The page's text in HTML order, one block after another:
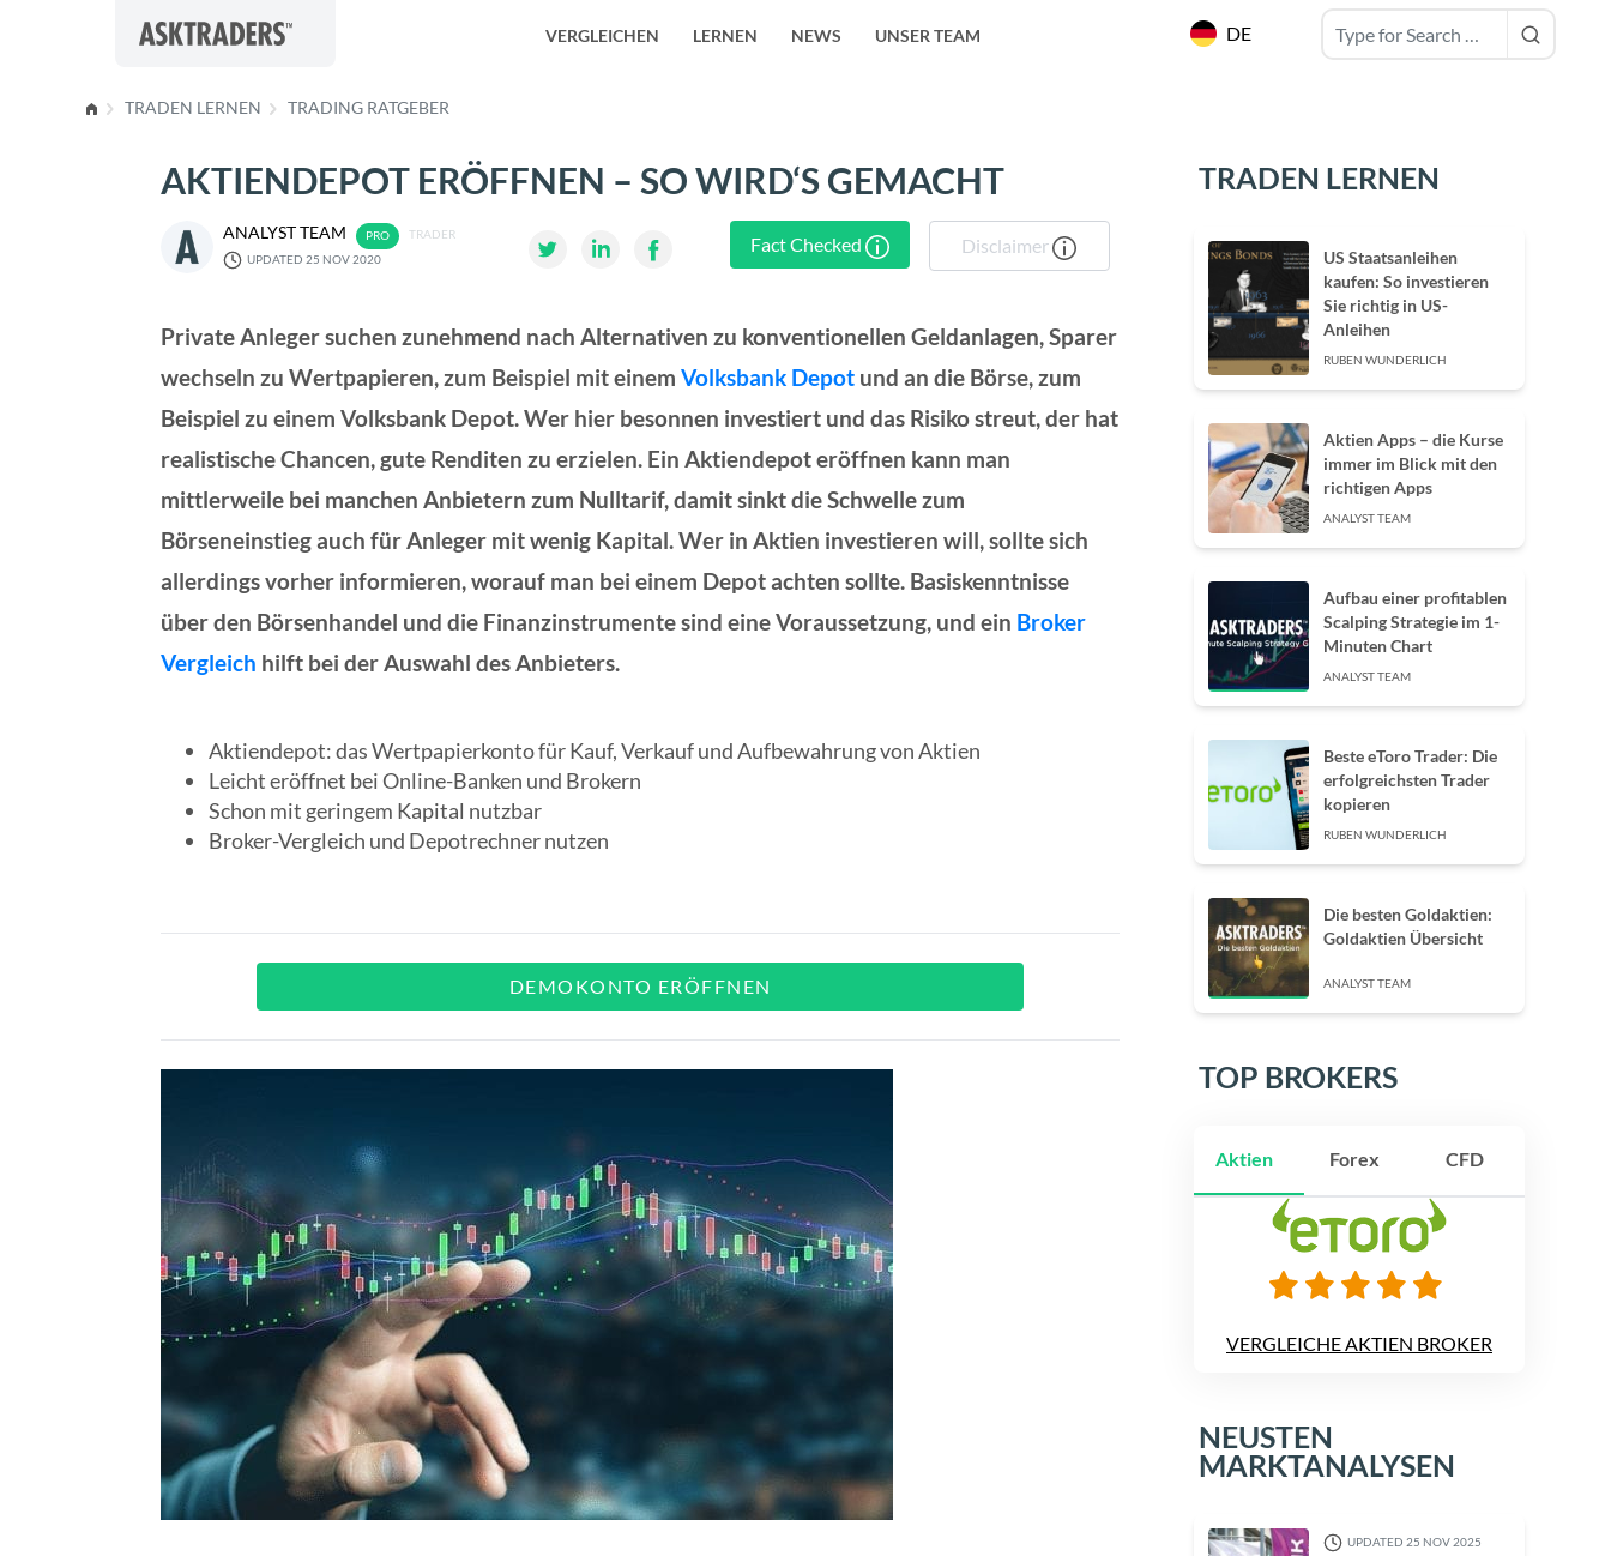
DE
VERGLEICHEN LERNEN NEWS UNSER TEAM
TRADEN LERNEN TRADING RATGEBER
AKTIENDEPOT ERÖFFNEN – SO WIRD‘S GEMACHT
ANALYST TEAM
TRADER
UPDATED 25 NOV 2020
Fact Checked Disclaimer
Private Anleger suchen zunehmend nach Alternativen zu konventionellen Geldanlagen, Sparer
wechseln zu Wertpapieren, zum Beispiel mit einem Volksbank Depot und an die Börse, zum
Beispiel zu einem Volksbank Depot. Wer hier besonnen investiert und das Risiko streut, der hat
realistische Chancen, gute Renditen zu erzielen. Ein Aktiendepot eröffnen kann man
mittlerweile bei manchen Anbietern zum Nulltarif, damit sinkt die Schwelle zum
Börseneinstieg auch für Anleger mit wenig Kapital. Wer in Aktien investieren will, sollte sich
allerdings vorher informieren, worauf man bei einem Depot achten sollte. Basiskenntnisse
über den Börsenhandel und die Finanzinstrumente sind eine Voraussetzung, und ein Broker
Vergleich hilft bei der Auswahl des Anbieters.
Aktiendepot: das Wertpapierkonto für Kauf, Verkauf und Aufbewahrung von Aktien
Leicht eröffnet bei Online-Banken und Brokern
Schon mit geringem Kapital nutzbar
Broker-Vergleich und Depotrechner nutzen
DEMOKONTO ERÖFFNEN
TRADEN LERNEN
US Staatsanleihen
kaufen: So investieren
Sie richtig in US-
Anleihen
RUBEN WUNDERLICH
Aktien Apps – die Kurse
immer im Blick mit den
richtigen Apps
ANALYST TEAM
Aufbau einer profitablen
Scalping Strategie im 1-
Minuten Chart
ANALYST TEAM
Beste eToro Trader: Die
erfolgreichsten Trader
kopieren
RUBEN WUNDERLICH
Die besten Goldaktien:
Goldaktien Übersicht
ANALYST TEAM
TOP BROKERS
Aktien Forex CFD
VERGLEICHE AKTIEN BROKER
NEUSTEN
MARKTANALYSEN
UPDATED 25 NOV 2025